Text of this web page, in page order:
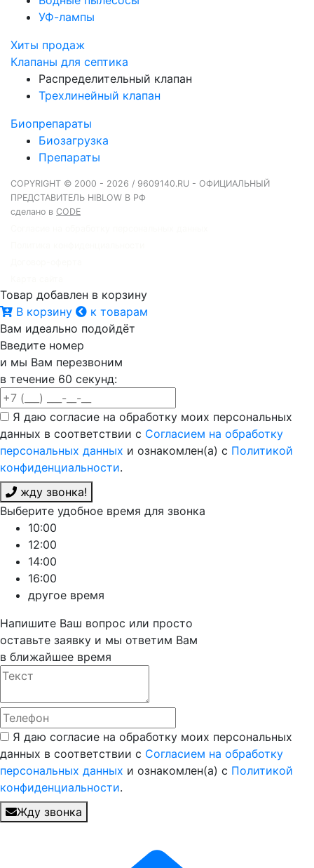
УФ-лампы
Хиты продаж
Клапаны для септика
Распределительный клапан
Трехлинейный клапан
Биопрепараты
Биозагрузка
Препараты
COPYRIGHT © 2000 - 2026 / 9609140.RU - ОФИЦИАЛЬНЫЙ
ПРЕДСТАВИТЕЛЬ HIBLOW В РФ
сделано в CODE
Товар добавлен в корзину
В корзину
к товарам
Вам идеально подойдёт
Введите номер
и мы Вам перезвоним
в течение 60 секунд:
Я даю согласие на обработку моих персональных
данных в соответствии с Согласием на обработку
персональных данных и ознакомлен(а) с Политикой
конфиденциальности.
жду звонка!
Выберите удобное время для звонка
10:00
12:00
14:00
16:00
другое время
Напишите Ваш вопрос или просто
оставьте заявку и мы ответим Вам
в ближайшее время
Я даю согласие на обработку моих персональных
данных в соответствии с Согласием на обработку
персональных данных и ознакомлен(а) с Политикой
конфиденциальности.
Жду звонка